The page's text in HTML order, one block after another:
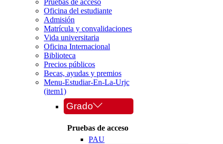
Pruebas de acceso
Oficina del estudiante
Admisión
Matrícula y convalidaciones
Vida universitaria
Oficina Internacional
Biblioteca
Precios públicos
Becas, ayudas y premios
Menu-Estudiar-En-La-Urjc
(item1)
Grado
Pruebas de acceso
PAU